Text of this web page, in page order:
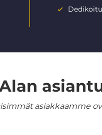
asiakkaamme